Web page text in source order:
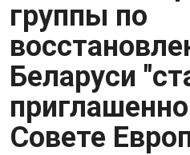
группы по
Беларуси
Совете